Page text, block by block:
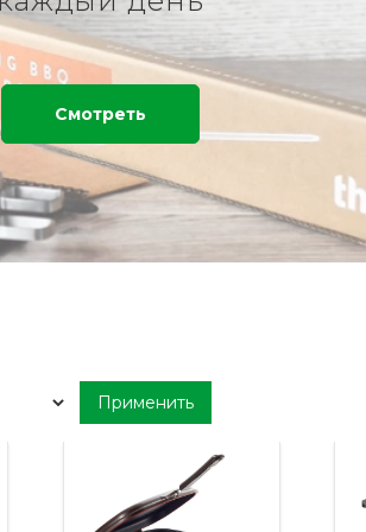
Смотреть